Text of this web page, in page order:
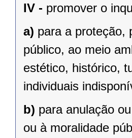
IV - promover o
a) para a proteção,
público, ao meio
estético, histórico,
individuais
b) para anulação
ou à moralidade